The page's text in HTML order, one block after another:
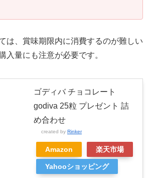
は、賞味期限内に消費するのが難しい
入量にも注意が必要です。
ゴディバ チョコレート
godiva 25粒 プレゼント 詰
め合わせ
created by Rinker
Amazon 楽天市場
Yahooショッピング